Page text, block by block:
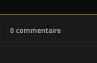
0 commentaire